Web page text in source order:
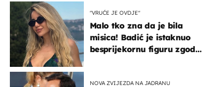
"VRUĆE JE OVDJE"
Malo tko zna da je bila
misica! Badić je istaknuo
besprijekornu figuru zgodne
NOVA ZVIJEZDA NA JADRANU